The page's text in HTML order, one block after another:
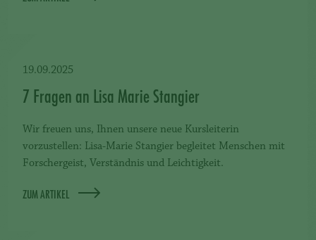
7 Fragen an Lisa Marie Stangier
Wir freuen uns, Ihnen unsere neue Kursleiterin
vorzustellen: Lisa-Marie Stangier begleitet Menschen mit
Forschergeist, Verständnis und Leichtigkeit.
ZUM ARTIKEL
19.09.2025